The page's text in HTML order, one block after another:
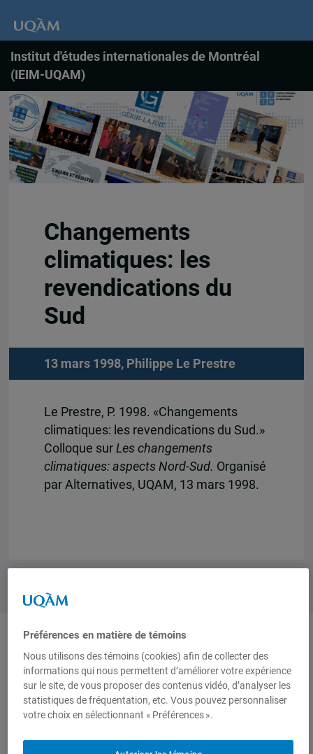
Institut d'études internationales de Montréal
(IEIM-UQAM)
Changements
climatiques: les
revendications du
Sud
13 mars 1998, Philippe Le Prestre
Le Prestre, P. 1998. «Changements
climatiques: les revendications du Sud.»
Colloque sur Les changements
climatiques: aspects Nord-Sud. Organisé
par Alternatives, UQAM, 13 mars 1998.
Auteurs-trices
Philippe Le Prestre
Préférences en matière de témoins
Nous utilisons des témoins (cookies) afin de collecter des
informations qui nous permettent d’améliorer votre expérience
sur le site, de vous proposer des contenus vidéo, d’analyser les
statistiques de fréquentation, etc. Vous pouvez personnaliser
votre choix en sélectionnant « Préférences ».